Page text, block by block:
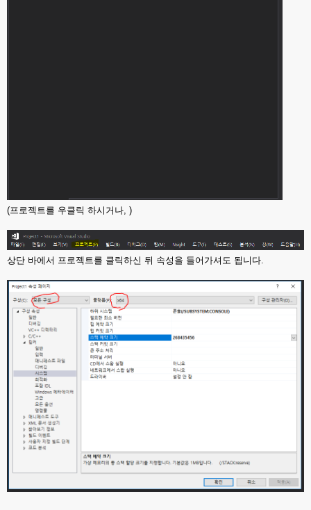
(프로젝트를 우클릭 하시거나, )
상단 바에서 프로젝트를 클릭하신 뒤 속성을 들어가셔도 됩니다.